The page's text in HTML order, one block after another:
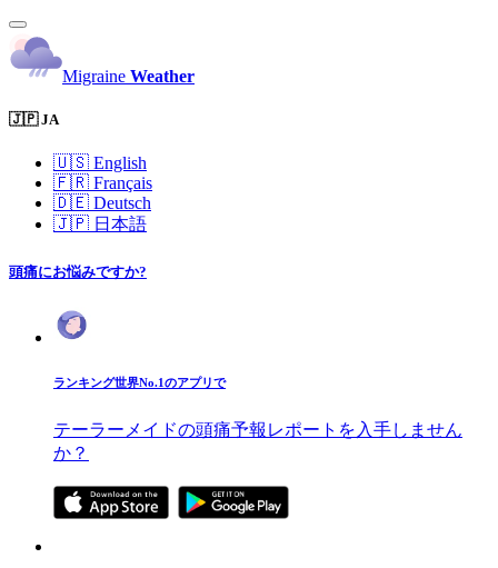
Migraine Weather
🇯🇵 JA
🇺🇸 English
🇫🇷 Français
🇩🇪 Deutsch
🇯🇵 日本語
頭痛にお悩みですか?
ランキング世界No.1のアプリで
テーラーメイドの頭痛予報レポートを入手しません
か？